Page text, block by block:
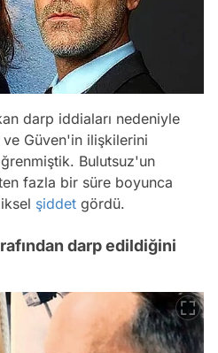
darp iddiaları nedeniyle
Güven'in ilişkilerini
Bulutsuz'un
fazla bir süre boyunca
şiddet gördü.
darp edildiğini